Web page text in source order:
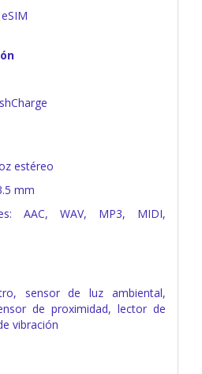
estéreo
mm
AAC, WAV, MP3, MIDI,
sensor de luz ambiental,
de proximidad, lector de
vibración